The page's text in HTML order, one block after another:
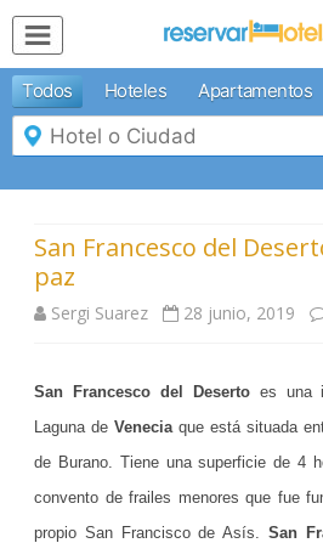
MENÚ
Inicio
Mi
Reserva
Todos Hoteles Apartamentos
San Francesco del
paz
Sergi Suarez 28 junio, 2019
San Francesco del Deserto es una
Laguna de Veneciaque está situada
de Burano. Tiene una superficie de 4
convento de frailes menores que fue
propio San Francisco de Asís. San